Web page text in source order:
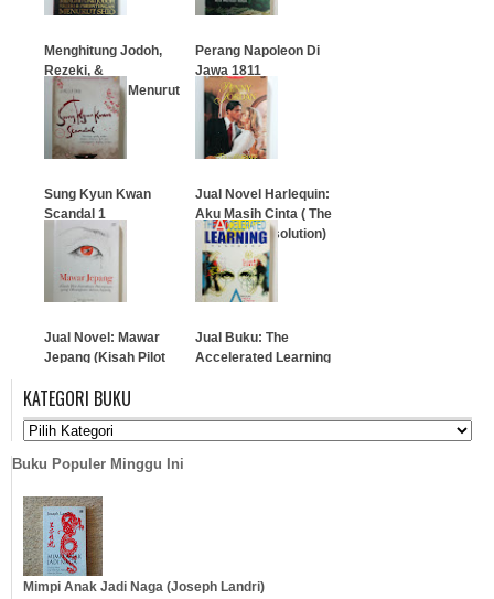
Menghitung Jodoh,
Rezeki, &
Peruntungan Menurut
SHIO
Perang Napoleon Di
Jawa 1811
…
Sung Kyun Kwan
Scandal 1
Jual Novel Harlequin:
Aku Masih Cinta ( The
Marriage Resolution)
…
Jual Novel: Mawar
Jepang (Kisah Pilot
Perempuan)
…
Jual Buku: The
Accelerated Learning
…
KATEGORI BUKU
Buku Populer Minggu Ini
Mimpi Anak Jadi Naga (Joseph Landri)